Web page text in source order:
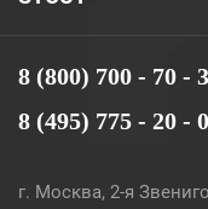
8 (800) 700 - 70 -
8 (495) 775 - 20 -
г. Москва, 2-я